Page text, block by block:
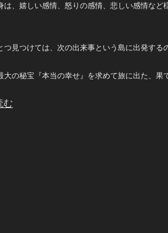
は、嬉しい感情、怒りの感情、悲しい感情など
つ見つけては、次の出来事という島に出発する
大の秘宝『本当の幸せ』を求めて旅に出た、果
む